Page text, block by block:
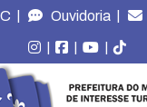
| Ouvidoria |
| | |